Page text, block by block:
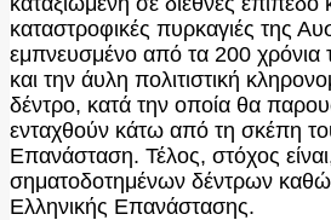
καταστροφικές πυρκαγιές της
εμπνευσμένο από τα 200 χρόνια
και την άυλη πολιτιστική
δέντρο, κατά την οποία θα
ενταχθούν κάτω από τη σκέπη
Επανάσταση. Τέλος, στόχος
σηματοδοτημένων δέντρων καθώς
Ελληνικής Επανάστασης.